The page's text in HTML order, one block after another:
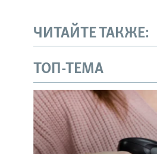
ЧИТАЙТЕ ТАКЖЕ:
ТОП-ТЕМА